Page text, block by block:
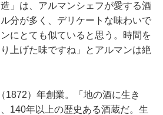
」は、アルマンシェフが愛する酒
分が多く、デリケートな味わいで
にとても似ていると思う。時間を
上げた味ですね」とアルマンは絶
1872）年創業。「地の酒に生き
140年以上の歴史ある酒蔵だ。生